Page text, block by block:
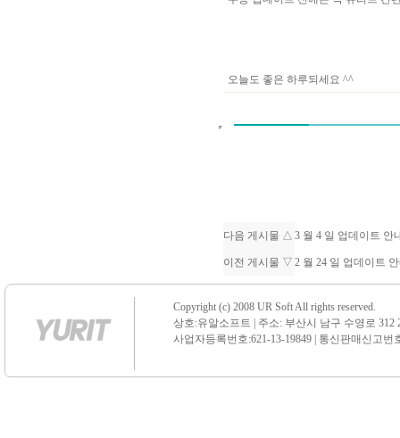
오늘도 좋은 하루되세요 ^^
다음 게시물 △ 3 월 4 일 업데이트 안
이전 게시물 ▽ 2 월 24 일 업데이트
Copyright (c) 2008 UR Soft All rights reserved.
상호:유알소프트 | 주소: 부산시 남구 수영로 312
사업자등록번호:621-13-19849 | 통신판매신고번